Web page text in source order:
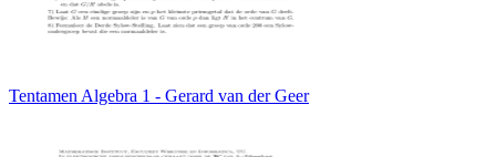
Tentamen Algebra 1 - Gerard van der Geer